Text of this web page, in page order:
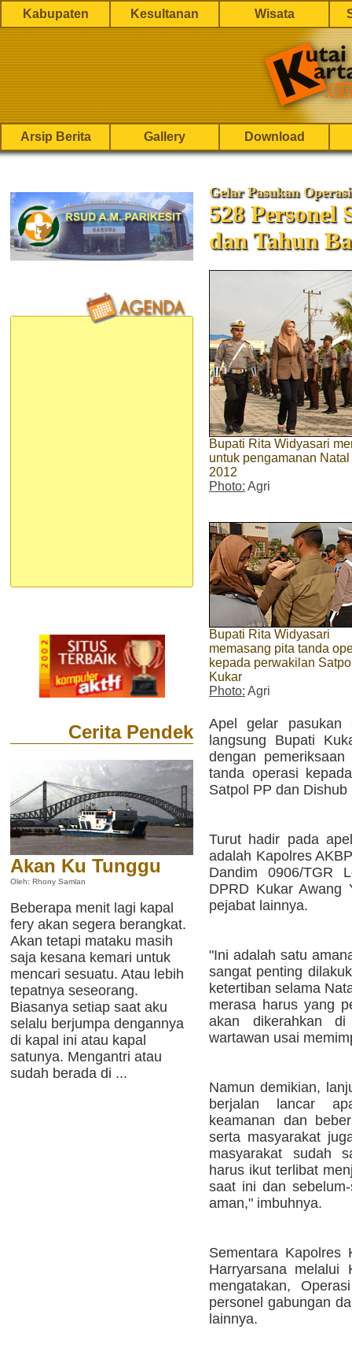
Kabupaten Kesultanan Wisata
Arsip Berita Gallery Download
Cerita Pendek
Akan Ku Tunggu
Oleh: Rhony Samlan
Beberapa menit lagi kapal
fery akan segera berangkat.
Akan tetapi mataku masih
saja kesana kemari untuk
mencari sesuatu. Atau lebih
tepatnya seseorang.
Biasanya setiap saat aku
selalu berjumpa dengannya
di kapal ini atau kapal
satunya. Mengantri atau
sudah berada di ...
Gelar Pasukan
528 Personel
dan Tahun
Bupati Rita Widyasari
untuk pengamanan
2012
Photo: Agri
Bupati Rita Widyasari
memasang pita tanda
kepada perwakilan
Kukar
Photo: Agri
Apel gelar pasukan
langsung Bupati
dengan
tanda operasi
Satpol PP dan Dishub
Turut hadir pada
adalah Kapolres
Dandim 0906/TGR
DPRD Kukar Awang
pejabat lainnya.
"Ini adalah satu
sangat penting
ketertiban selama
merasa harus yang
akan dikerahkan
wartawan usai
Namun demikian,
berjalan lancar
keamanan dan
serta masyarakat
masyarakat sudah
harus ikut terlibat
saat ini dan
aman," imbuhnya.
Sementara
Harryarsana melalui
mengatakan,
personel gabungan
lainnya.